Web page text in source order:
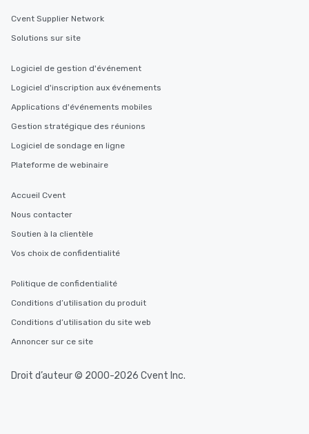
Cvent Supplier Network
Solutions sur site
Logiciel de gestion d'événement
Logiciel d'inscription aux événements
Applications d'événements mobiles
Gestion stratégique des réunions
Logiciel de sondage en ligne
Plateforme de webinaire
Accueil Cvent
Nous contacter
Soutien à la clientèle
Vos choix de confidentialité
Politique de confidentialité
Conditions d’utilisation du produit
Conditions d’utilisation du site web
Annoncer sur ce site
Droit d’auteur © 2000-2026 Cvent Inc.